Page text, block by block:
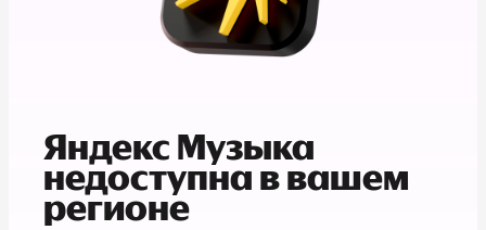
Яндекс Музыка
недоступна в вашем
регионе